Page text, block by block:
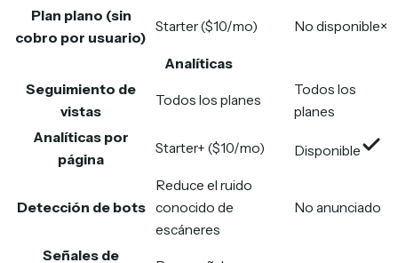
Plan plano (sin
cobro por usuario)
Starter ($10/mo) No disponible×
Analíticas
Seguimiento de
vistas
Todos los planes
Todos los
planes
Analíticas por
página
Starter+ ($10/mo) Disponible
Detección de bots
Reduce el ruido
conocido de
escáneres
No anunciado
Señales de